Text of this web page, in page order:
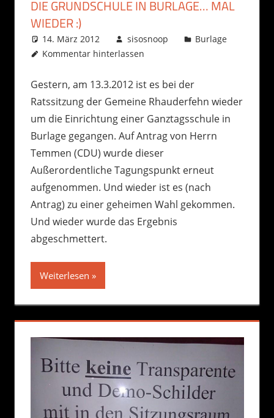
DIE GRUNDSCHULE IN BURLAGE… MAL
WIEDER :)
14. März 2012 sisosnoop
Burlage
Kommentar hinterlassen
Gestern, am 13.3.2012 ist es bei der
Ratssitzung der Gemeine Rhauderfehn wieder
um die Einrichtung einer Ganztagsschule in
Burlage gegangen. Auf Antrag von Herrn
Temmen (CDU) wurde dieser
Außerordentliche Tagungspunkt erneut
aufgenommen. Und wieder ist es (nach
Antrag) zu einer geheimen Wahl gekommen.
Und wieder wurde das Ergebnis
abgeschmettert.
Weiterlesen